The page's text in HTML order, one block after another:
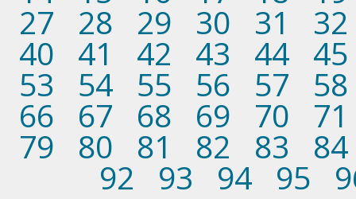
27 28 29 30 31 32
40 41 42 43 44 45
53 54 55 56 57 58
66 67 68 69 70 71
79 80 81 82 83 84
92 93 94 95